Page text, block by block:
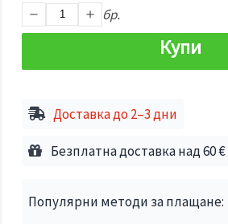
избереш
вид
бутона
Приеми
всички
бисквитките
бр.
Купи
Доставка до 2–3 дни
Безплатна доставка над 60 €
Популярни методи за плащане: